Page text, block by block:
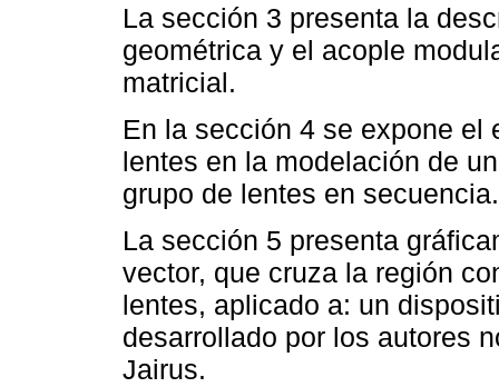
La sección 3 presenta la
geométrica y el acople
matricial.
En la sección 4 se expone el
lentes en la modelación de
grupo de lentes en secuencia.
La sección 5 presenta
vector, que cruza la región
lentes, aplicado a: un
desarrollado por los autores
Jairus.